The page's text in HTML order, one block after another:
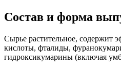
Состав и форма
Сырье растительное, содержит
кислоты, фталиды,
гидроксикумарины (включая